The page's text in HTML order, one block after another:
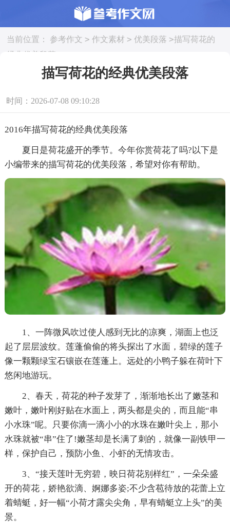
当前位置： 参考作文 > 作文素材 > 优美段落 >描写荷花的
经典优美段落
描写荷花的经典优美段落
时间：2026-07-08 09:10:28
2016年描写荷花的经典优美段落
夏日是荷花盛开的季节。今年你赏荷花了吗?以下是
小编带来的描写荷花的优美段落，希望对你有帮助。
1、一阵微风吹过使人感到无比的凉爽，湖面上也泛
起了层层波纹。莲蓬偷偷的将头探出了水面，碧绿的莲子
像一颗颗绿宝石镶嵌在莲蓬上。远处的小鸭子躲在荷叶下
悠闲地游玩。
2、春天，荷花的种子发芽了，渐渐地长出了嫩茎和
嫩叶，嫩叶刚好贴在水面上，两头都是尖的，而且能“串
小水珠”呢。只要你滴一滴小小的水珠在嫩叶尖上，那小
水珠就被“串”住了!嫩茎却是长满了刺的，就像一副铁甲一
样，保护自己，预防小鱼、小虾的无情攻击。
3、“接天莲叶无穷碧，映日荷花别样红”，一朵朵盛
开的荷花，娇艳欲滴、婀娜多姿;不少含苞待放的花蕾上立
着蜻蜓，好一幅“小荷才露尖尖角，早有蜻蜓立上头”的美
景。